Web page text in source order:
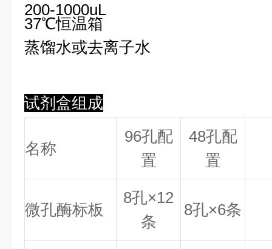
200-1000uL
37℃恒温箱
蒸馏水或去离子水
试剂盒组成
名称
96孔配
置
48孔配
置
微孔酶标板
8孔×12
条
8孔×6条